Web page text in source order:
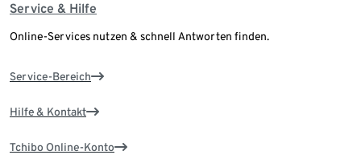
Service & Hilfe
Online-Services nutzen & schnell Antworten finden.
Service-Bereich
Hilfe & Kontakt
Tchibo Online-Konto